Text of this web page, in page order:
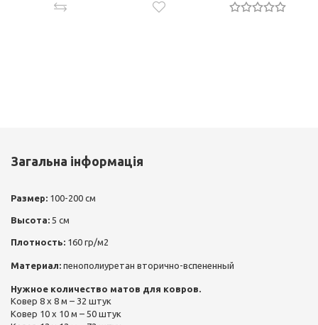
Загальна інформація
Размер: 100-200 см
Высота: 5 см
Плотность: 160 гр/м2
Материал: пенополиуретан вторично-вспененный
Нужное количество матов для ковров.
Ковер 8 х 8 м – 32 штук
Ковер 10 х 10 м – 50 штук